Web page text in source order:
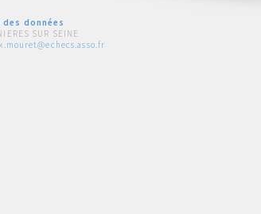
données
SUR SEINE